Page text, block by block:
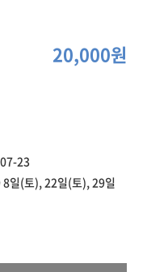
20,000원
23
(토), 22일(토), 29일